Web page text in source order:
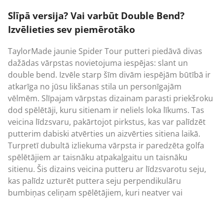
Slīpā versija? Vai varbūt Double Bend?
Izvēlieties sev piemērotāko
TaylorMade jaunie Spider Tour putteri piedāvā divas
dažādas vārpstas novietojuma iespējas: slant un
double bend. Izvēle starp šīm divām iespējām būtībā ir
atkarīga no jūsu likšanas stila un personīgajām
vēlmēm. Slīpajam vārpstas dizainam parasti priekšroku
dod spēlētāji, kuru sitienam ir neliels loka līkums. Tas
veicina līdzsvaru, pakārtojot pirkstus, kas var palīdzēt
putterim dabiski atvērties un aizvērties sitiena laikā.
Turpretī dubultā izliekuma vārpsta ir paredzēta golfa
spēlētājiem ar taisnāku atpakaļgaitu un taisnāku
sitienu. Šis dizains veicina putteru ar līdzsvarotu seju,
kas palīdz uzturēt puttera seju perpendikulāru
bumbiņas celiņam spēlētājiem, kuri neatver vai